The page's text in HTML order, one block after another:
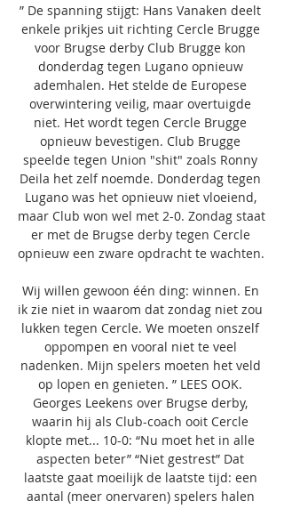
” De spanning stijgt: Hans Vanaken deelt
enkele prikjes uit richting Cercle Brugge
voor Brugse derby Club Brugge kon
donderdag tegen Lugano opnieuw
ademhalen. Het stelde de Europese
overwintering veilig, maar overtuigde
niet. Het wordt tegen Cercle Brugge
opnieuw bevestigen. Club Brugge
speelde tegen Union "shit" zoals Ronny
Deila het zelf noemde. Donderdag tegen
Lugano was het opnieuw niet vloeiend,
maar Club won wel met 2-0. Zondag staat
er met de Brugse derby tegen Cercle
opnieuw een zware opdracht te wachten.
Wij willen gewoon één ding: winnen. En
ik zie niet in waarom dat zondag niet zou
lukken tegen Cercle. We moeten onszelf
oppompen en vooral niet te veel
nadenken. Mijn spelers moeten het veld
op lopen en genieten. ” LEES OOK.
Georges Leekens over Brugse derby,
waarin hij als Club-coach ooit Cercle
klopte met... 10-0: “Nu moet het in alle
aspecten beter” “Niet gestrest” Dat
laatste gaat moeilijk de laatste tijd: een
aantal (meer onervaren) spelers halen